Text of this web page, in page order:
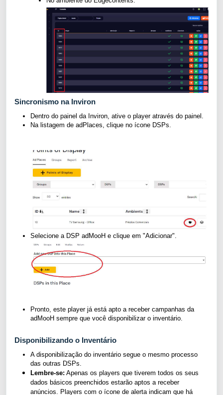
Sincronismo na Inviron
Dentro do painel da Inviron, ative o player através do painel.
Na listagem de adPlaces, clique no ícone DSPs.
Selecione a DSP adMooH e clique em "Adicionar".
Pronto, este player já está apto a receber campanhas da
adMooH sempre que você disponibilizar o inventário.
Disponibilizando o Inventário
A disponibilização do inventário segue o mesmo processo
das outras DSPs.
Lembre-se: Apenas os players que tiverem todos os seus
dados básicos preenchidos estarão aptos a receber
anúncios. Players com o ícone de alerta indicam que há